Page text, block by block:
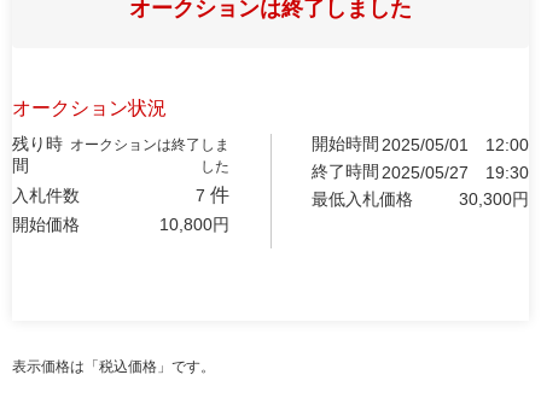
オークションは終了しました
オークション状況
残り時
間
オークションは終了しま
した
入札件数 7 件
開始価格 10,800円
開始時間 2025/05/01
12:00
終了時間 2025/05/27
19:30
最低入札価格
30,300円
表示価格は「税込価格」です。